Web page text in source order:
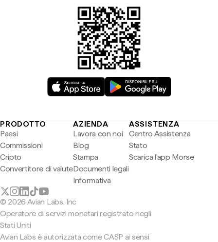
PRODOTTO
Paesi
Commissioni
Cripto
Convertitore di valute
AZIENDA
Lavora con noi
Blog
Stampa
Documenti legali
Informativa
ASSISTENZA
Centro Assistenza
Stato
Scarica l'app Morse
© 2026 Avian Labs, Inc
Operatore di servizi monetari registrato negli
Stati Uniti
Avian Labs è autorizzata come CASP ai sensi